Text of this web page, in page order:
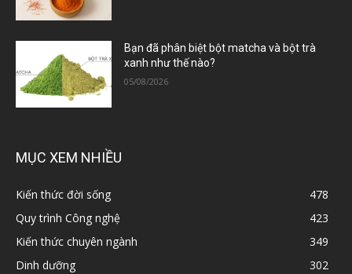
Bạn đã phân biệt bột matcha và bột trà
xanh như thế nào?
05/08/2026
MỤC XEM NHIỀU
Kiến thức đời sống
478
Quy trình Công nghệ
423
Kiến thức chuyên ngành
349
Dinh dưỡng
302